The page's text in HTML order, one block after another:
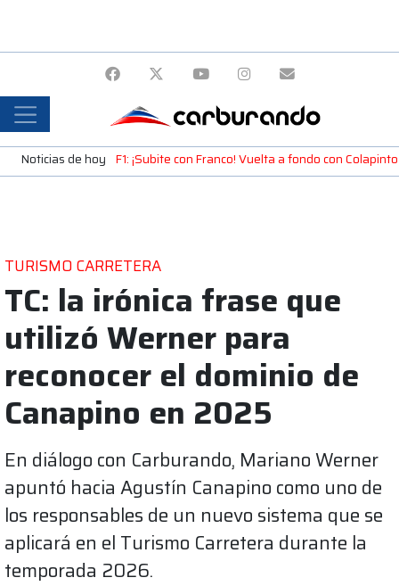
Noticias de hoy F1: ¡Subite con Franco! Vuelta a fondo con
TURISMO CARRETERA
TC: la irónica frase que
utilizó Werner para
reconocer el dominio de
Canapino en 2025
En diálogo con Carburando, Mariano Werner
apuntó hacia Agustín Canapino como uno de
los responsables de un nuevo sistema que se
aplicará en el Turismo Carretera durante la
temporada 2026.